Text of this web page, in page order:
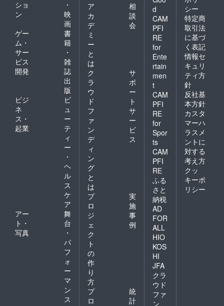
ショ
ン
・
映
画
ゲー
ム・
サー
ビス
開発
書
籍
・
雑
誌
出
版
ビジ
ネ
ス・
起業
ビ
ュ
ー
テ
ィ
ー
・
ヘ
ル
ス
ケ
ア
アー
ト・
写真
舞
台
・
パ
フ
ォ
ー
マ
ン
ス
ア
カ
デ
ミ
ー
と
は
相
談
会
ク
ラ
ウ
ド
フ
ァ
ン
デ
ィ
ン
グ
と
は
サ
ポ
ー
ト
サ
ー
ビ
ス
プ
ロ
ジ
ェ
ク
ト
の
作
り
方
実
施
事
例
プ
ロ
統
計
d
CAM
PFI
RE
for
Ente
rtain
men
t
CAM
PFI
RE
for
Spor
ts
CAM
PFI
RE
ふる
さと
納税
AD
FOR
ALL
HIO
KOS
HI
JFA
クラ
ウド
ファ
ン
シー
特定商
取引法
に基づ
く表記
情報セ
キュリ
ティ方
針
反社基
本方針
カスタ
マーハ
ラスメ
ントに
対する
考え方
クッ
キーポ
リシー